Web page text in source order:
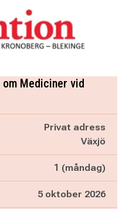
Mediciner vid
Privat adress
Växjö
1 (måndag)
5 oktober 2026